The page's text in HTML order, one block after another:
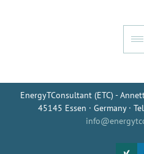
EnergyTConsultant (ETC) -
45145 Essen · Germany ·